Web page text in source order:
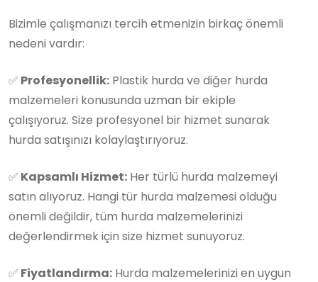
Bizimle çalışmanızı tercih etmenizin birkaç önemli
nedeni vardır:
✅ Profesyonellik: Plastik hurda ve diğer hurda
malzemeleri konusunda uzman bir ekiple
çalışıyoruz. Size profesyonel bir hizmet sunarak
hurda satışınızı kolaylaştırıyoruz.
✅ Kapsamlı Hizmet: Her türlü hurda malzemeyi
satın alıyoruz. Hangi tür hurda malzemesi olduğu
önemli değildir, tüm hurda malzemelerinizi
değerlendirmek için size hizmet sunuyoruz.
✅ Fiyatlandırma: Hurda malzemelerinizi en uygun